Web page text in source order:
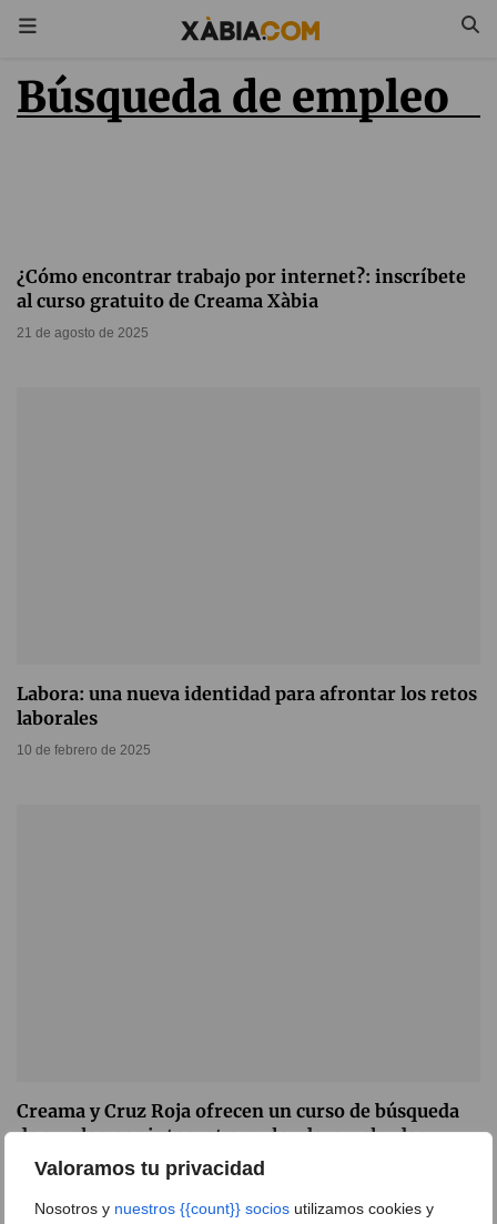
Valoramos tu privacidad
Nosotros y nuestros {{count}} socios utilizamos cookies y
Búsqueda de empleo
¿Cómo encontrar trabajo por internet?: inscríbete
al curso gratuito de Creama Xàbia
21 de agosto de 2025
Labora: una nueva identidad para afrontar los retos
laborales
10 de febrero de 2025
Creama y Cruz Roja ofrecen un curso de búsqueda
de empleo por internet para los desempleados
16 de marzo de 2017